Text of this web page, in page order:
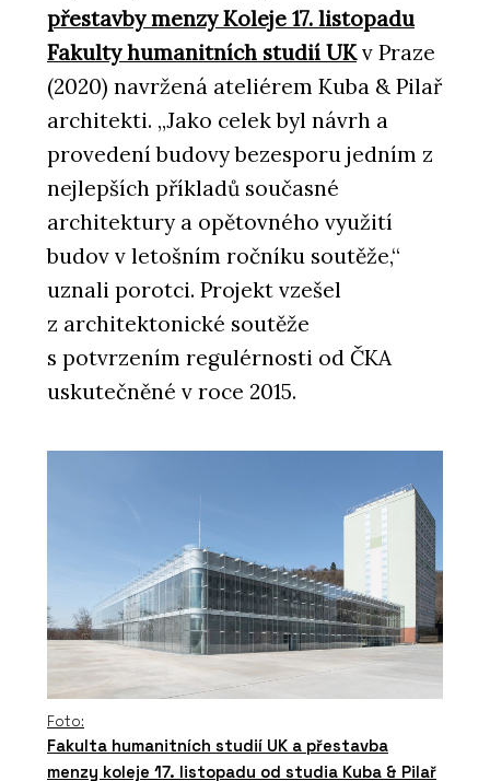
přestavby menzy Koleje 17. listopadu
Fakulty humanitních studií UKv Praze
(2020) navržená ateliérem Kuba & Pilař
architekti. „Jako celek byl návrh a
provedení budovy bezesporu jedním z
nejlepších příkladů současné
architektury a opětovného využití
budov v letošním ročníku soutěže,“
uznali porotci. Projekt vzešel
z architektonické soutěže
s potvrzením regulérnosti od ČKA
uskutečněné v roce 2015.
Foto:
Fakulta humanitních studií UK a přestavba
menzy koleje 17. listopadu od studia Kuba & Pilař